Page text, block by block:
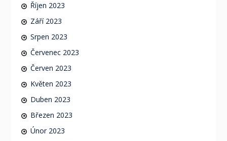
Říjen 2023
Září 2023
Srpen 2023
Červenec 2023
Červen 2023
Květen 2023
Duben 2023
Březen 2023
Únor 2023